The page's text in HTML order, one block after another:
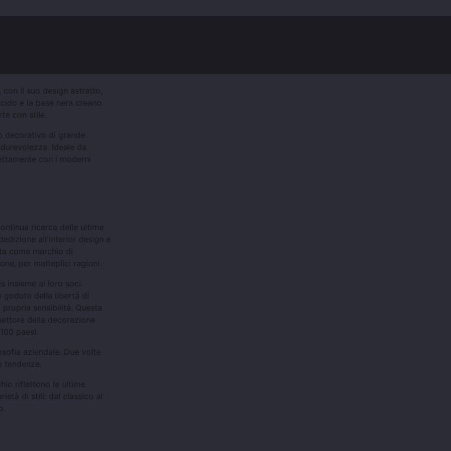
il suo design astratto,
e la base nera creano
con stile.
decorativo di grande
Ideale da
con i moderni
ricerca delle ultime
all'interior design e
come marchio di
per molteplici ragioni.
insieme ai loro soci.
goduto della libertà di
sensibilità. Questa
della decorazione
paesi.
aziendale. Due volte
tendenze.
riflettono le ultime
di stili: dal classico al